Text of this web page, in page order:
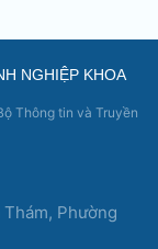
NGHIỆP KHOA
Thông tin và Truyền
Thám, Phường